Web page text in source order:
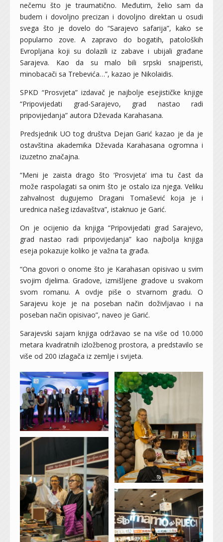
nečemu što je traumatično. Međutim, želio sam da
budem i dovoljno precizan i dovoljno direktan u osudi
svega što je dovelo do “Sarajevo safarija”, kako se
popularno zove. A zapravo do bogatih, patoloških
Evropljana koji su dolazili iz zabave i ubijali građane
Sarajeva. Kao da su malo bili srpski snajperisti,
minobacači sa Trebevića…”, kazao je Nikolaidis.
SPKD “Prosvjeta” izdavač je najbolje esejističke knjige
“Pripovijedati grad-Sarajevo, grad nastao radi
pripovijedanja” autora Dževada Karahasana.
Predsjednik UO tog društva Dejan Garić kazao je da je
ostavština akademika Dževada Karahasana ogromna i
izuzetno značajna.
“Meni je zaista drago što ‘Prosvjeta’ ima tu čast da
može raspolagati sa onim što je ostalo iza njega. Veliku
zahvalnost dugujemo Dragani Tomašević koja je i
urednica našeg izdavaštva”, istaknuo je Garić.
On je ocijenio da knjiga “Pripovijedati grad Sarajevo,
grad nastao radi pripovijedanja” kao najbolja knjiga
eseja pokazuje koliko je važna ta građa.
“Ona govori o onome što je Karahasan opisivao u svim
svojim djelima. Gradove, izmišljene gradove u svakom
svom romanu. A ovdje piše o stvarnom gradu. O
Sarajevu koje je na poseban način doživljavao i na
poseban način opisivao”, naveo je Garić.
Sarajevski sajam knjiga održavao se na više od 10.000
metara kvadratnih izložbenog prostora, a predstavilo se
više od 200 izlagača iz zemlje i svijeta.